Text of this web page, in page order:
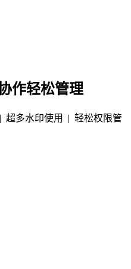
作轻松管理
超多水印使用 | 轻松权限管